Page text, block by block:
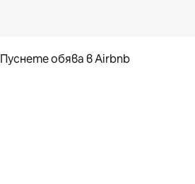
Пуснете обява в Airbnb